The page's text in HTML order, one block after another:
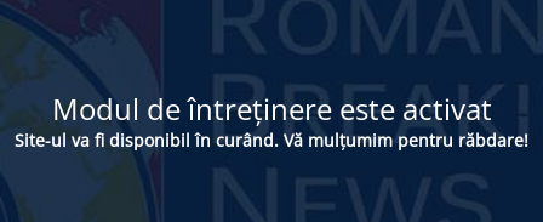
Modul de întreținere este activat
Site-ul va fi disponibil în curând. Vă mulțumim pentru răbdare!